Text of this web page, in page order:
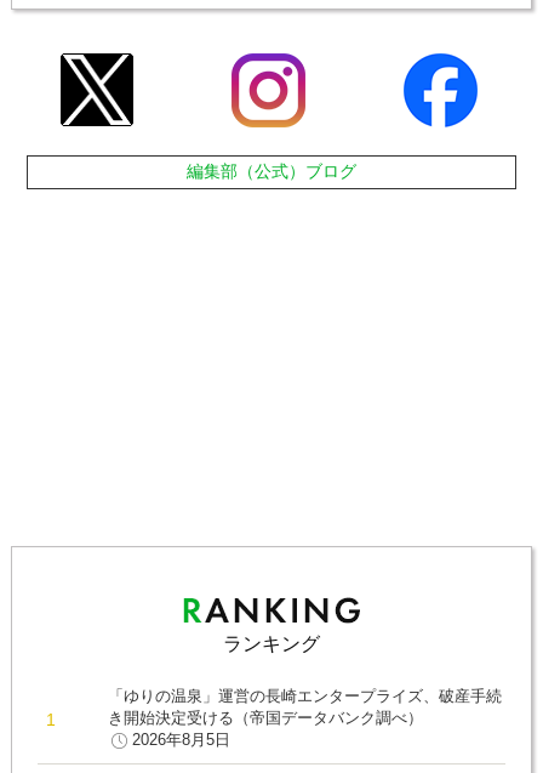
編集部（公式）ブログ
ランキング
「ゆりの温泉」運営の長崎エンタープライズ、破産手続
き開始決定受ける（帝国データバンク調べ）
2026年8月5日